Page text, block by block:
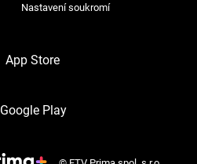
Nastavení soukromí
App Store
Google Play